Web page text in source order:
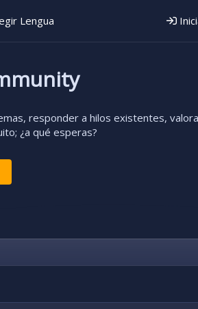
Lengua
responder a hilos existentes,
¿a qué esperas?